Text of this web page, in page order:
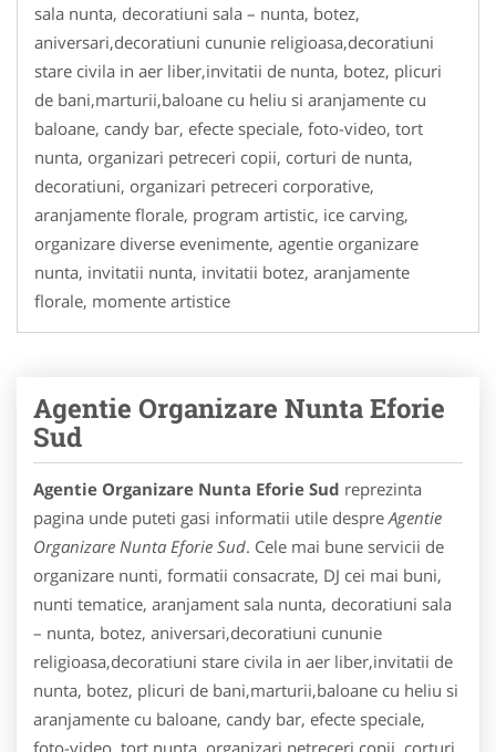
sala nunta, decoratiuni sala – nunta, botez,
aniversari,decoratiuni cununie religioasa,decoratiuni
stare civila in aer liber,invitatii de nunta, botez, plicuri
de bani,marturii,baloane cu heliu si aranjamente cu
baloane, candy bar, efecte speciale, foto-video, tort
nunta, organizari petreceri copii, corturi de nunta,
decoratiuni, organizari petreceri corporative,
aranjamente florale, program artistic, ice carving,
organizare diverse evenimente, agentie organizare
nunta, invitatii nunta, invitatii botez, aranjamente
florale, momente artistice
Agentie Organizare Nunta Eforie
Sud
Agentie Organizare Nunta Eforie Sud reprezinta
pagina unde puteti gasi informatii utile despre Agentie
Organizare Nunta Eforie Sud. Cele mai bune servicii de
organizare nunti, formatii consacrate, DJ cei mai buni,
nunti tematice, aranjament sala nunta, decoratiuni sala
– nunta, botez, aniversari,decoratiuni cununie
religioasa,decoratiuni stare civila in aer liber,invitatii de
nunta, botez, plicuri de bani,marturii,baloane cu heliu si
aranjamente cu baloane, candy bar, efecte speciale,
foto-video, tort nunta, organizari petreceri copii, corturi